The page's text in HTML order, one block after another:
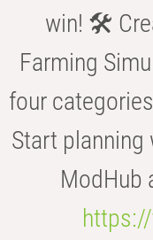
win! 🛠️
Farming
four
Start planning
ModHub